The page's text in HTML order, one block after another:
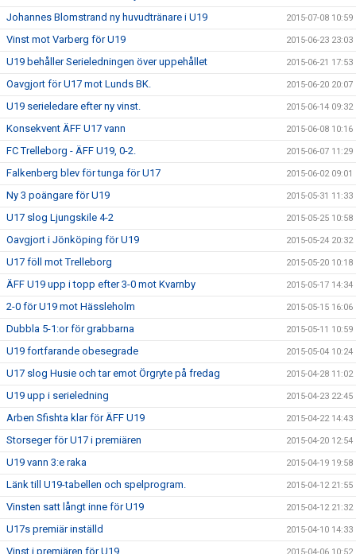
Johannes Blomstrand ny huvudtränare i U19 2015-07-08 10:59
Vinst mot Varberg för U19 2015-06-23 23:03
U19 behåller Serieledningen över uppehållet 2015-06-21 17:53
Oavgjort för U17 mot Lunds BK. 2015-06-20 20:07
U19 serieledare efter ny vinst. 2015-06-14 09:32
Konsekvent ÄFF U17 vann 2015-06-08 10:16
FC Trelleborg - ÄFF U19, 0-2. 2015-06-07 11:29
Falkenberg blev för tunga för U17 2015-06-02 09:01
Ny 3 poängare för U19 2015-05-31 11:33
U17 slog Ljungskile 4-2 2015-05-25 10:58
Oavgjort i Jönköping för U19 2015-05-24 20:32
U17 föll mot Trelleborg 2015-05-20 10:18
ÄFF U19 upp i topp efter 3-0 mot Kvarnby 2015-05-17 14:34
2-0 för U19 mot Hässleholm 2015-05-15 16:06
Dubbla 5-1:or för grabbarna 2015-05-11 10:59
U19 fortfarande obesegrade 2015-05-04 10:24
U17 slog Husie och tar emot Örgryte på fredag 2015-04-28 11:02
U19 upp i serieledning 2015-04-23 22:45
Arben Sfishta klar för ÄFF U19 2015-04-22 14:43
Storseger för U17 i premiären 2015-04-20 12:54
U19 vann 3:e raka 2015-04-19 19:58
Länk till U19-tabellen och spelprogram. 2015-04-12 21:55
Vinsten satt långt inne för U19 2015-04-12 21:32
U17s premiär inställd 2015-04-10 14:33
Vinst i premiären för U19